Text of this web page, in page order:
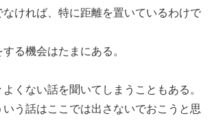
なければ、特に距離を置いているわけで
る機会はたまにある。
くない話を聞いてしまうこともある。
う話はここでは出さないでおこうと思